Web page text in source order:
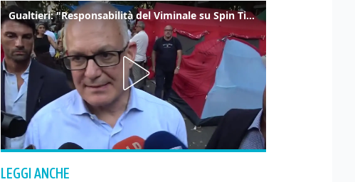
Gualtieri: "Responsabilità del Viminale su Spin Time? La posizione dei partiti è nota"
LEGGI ANCHE